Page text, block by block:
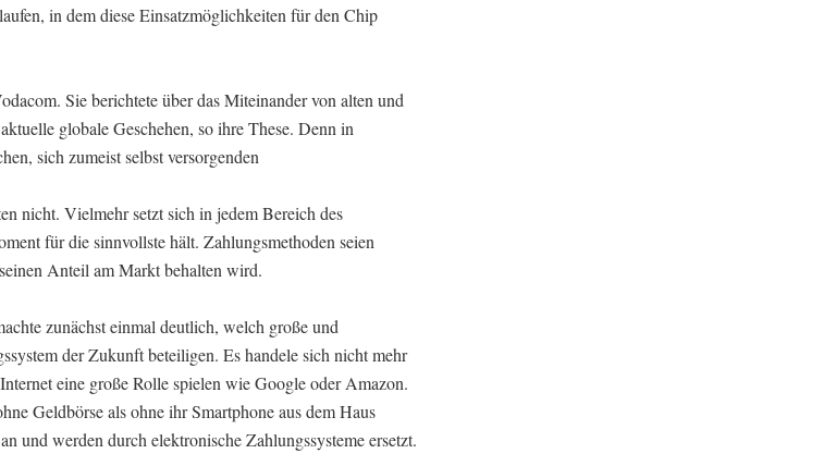
in dem diese Einsatzmöglichkeiten für den Chip
Sie berichtete über das Miteinander von alten und
globale Geschehen, so ihre These. Denn in
sich zumeist selbst versorgenden
nicht. Vielmehr setzt sich in jedem Bereich des
für die sinnvollste hält. Zahlungsmethoden seien
Anteil am Markt behalten wird.
zunächst einmal deutlich, welch große und
der Zukunft beteiligen. Es handele sich nicht mehr
eine große Rolle spielen wie Google oder Amazon.
Geldbörse als ohne ihr Smartphone aus dem Haus
und werden durch elektronische Zahlungssysteme ersetzt.